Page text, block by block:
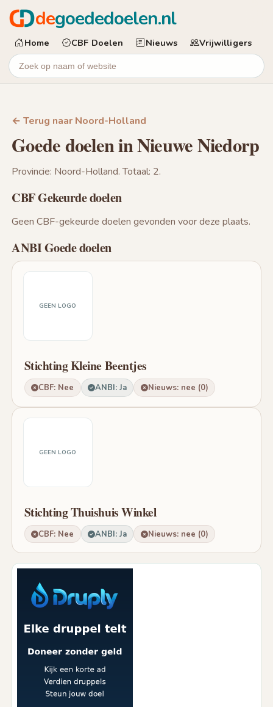
degoededoelen.nl
Home CBF Doelen Nieuws Vrijwilligers
← Terug naar Noord-Holland
Goede doelen in Nieuwe Niedorp
Provincie: Noord-Holland. Totaal: 2.
CBF Gekeurde doelen
Geen CBF-gekeurde doelen gevonden voor deze plaats.
ANBI Goede doelen
GEEN LOGO
Stichting Kleine Beentjes
CBF: Nee ANBI: Ja Nieuws: nee (0)
GEEN LOGO
Stichting Thuishuis Winkel
CBF: Nee ANBI: Ja Nieuws: nee (0)